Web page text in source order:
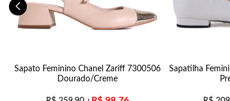
Sapato Feminino Chanel Zariff 7300506
Dourado/Creme
Sapatilha